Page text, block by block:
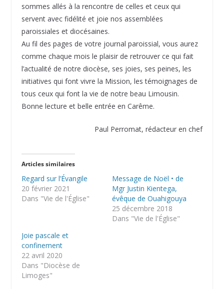
sommes allés à la rencontre de celles et ceux qui
servent avec fidélité et joie nos assemblées
paroissiales et diocésaines.
Au fil des pages de votre journal paroissial, vous aurez
comme chaque mois le plaisir de retrouver ce qui fait
l’actualité de notre diocèse, ses joies, ses peines, les
initiatives qui font vivre la Mission, les témoignages de
tous ceux qui font la vie de notre beau Limousin.
Bonne lecture et belle entrée en Carême.
Paul Perromat, rédacteur en chef
Articles similaires
Regard sur l’Évangile
20 février 2021
Dans "Vie de l'Église"
Message de Noël • de
Mgr Justin Kientega,
évêque de Ouahigouya
25 décembre 2018
Dans "Vie de l'Église"
Joie pascale et
confinement
22 avril 2020
Dans "Diocèse de
Limoges"